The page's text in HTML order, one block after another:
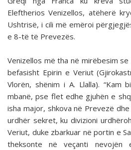
Eleftherios Venizellos, atëherë
Ushtrisë, i cili më emëroi
e 8-të të Prevezës.
Venizellos më tha në mirëbesim
befasisht Epirin e Veriut
Vlorën, shënim i A. Llalla). “Kam
mbanë, pse flet edhe gjuhën e
isha major, shkova në Prevezë
urdhër sekret, ku divizioni
Veriut, duke zbarkuar në portin e
theksonte në veçanti nevojën